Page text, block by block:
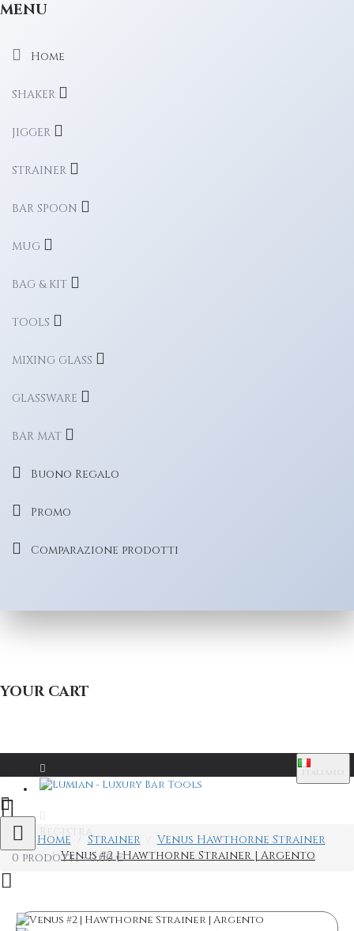
MENU
Home
SHAKER
JIGGER
STRAINER
BAR SPOON
MUG
BAG & KIT
TOOLS
MIXING GLASS
GLASSWARE
BAR MAT
Buono Regalo
Promo
Comparazione prodotti
YOUR CART
Login
Registra
0 prodotti - 0,00 €
Home Strainer
Venus Hawthorne Strainer
Venus #2 | Hawthorne Strainer | Argento